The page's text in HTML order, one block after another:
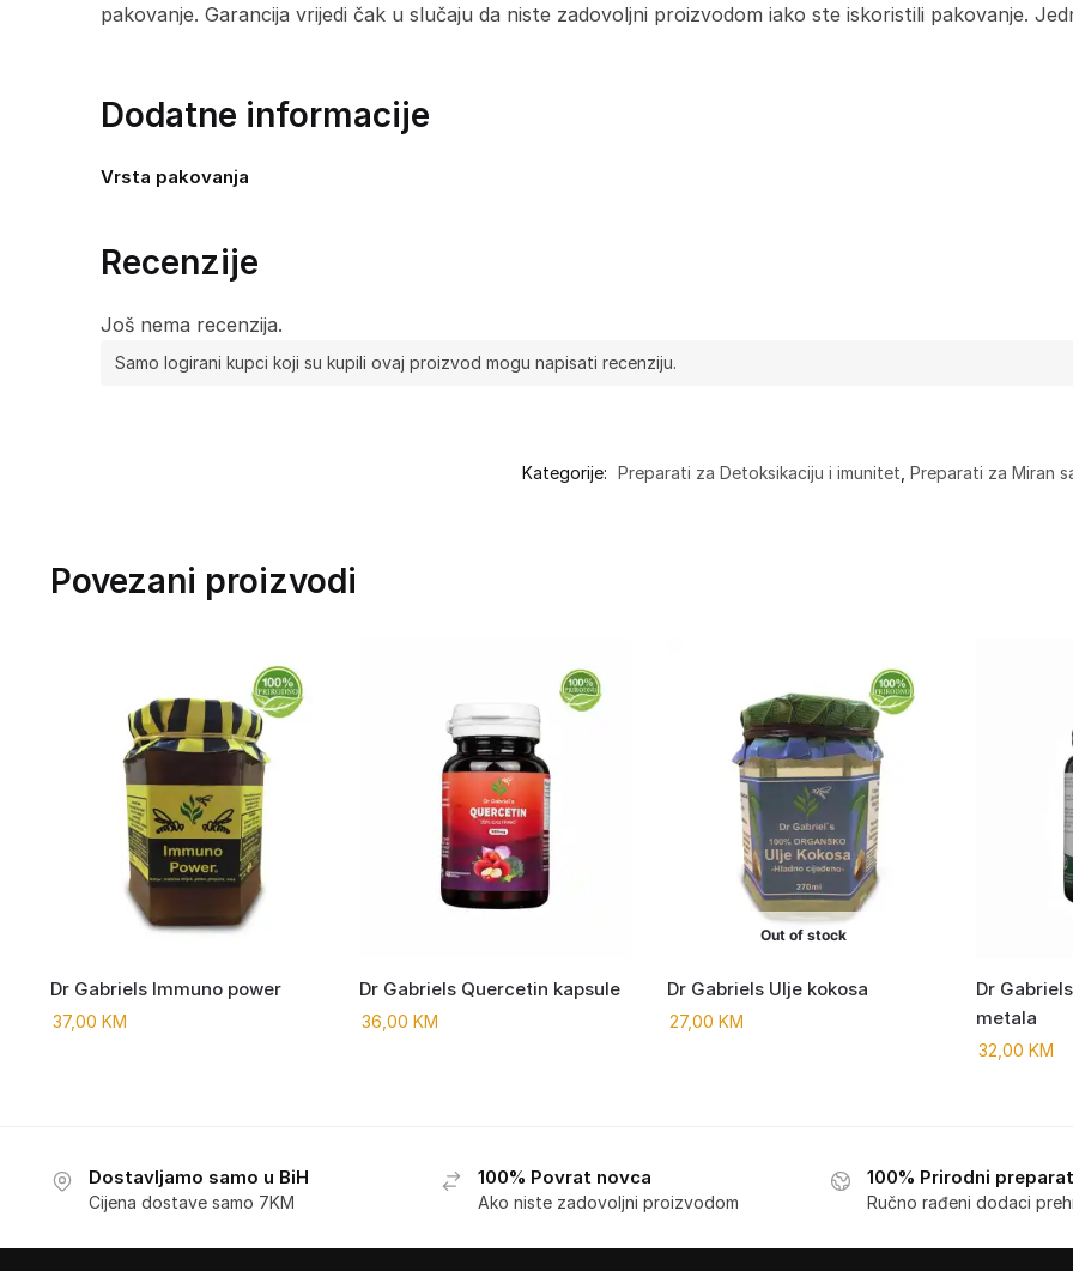
pakovanje. Garancija vrijedi čak u slučaju da niste zadovoljni proizvodom iako ste iskoristili pakovanje.
Dodatne informacije
Vrsta pakovanja
Recenzije
Još nema recenzija.
Samo logirani kupci koji su kupili ovaj proizvod mogu napisati recenziju.
Kategorije: Preparati za Detoksikaciju i imunitet Preparati za Miran
Povezani proizvodi
Dr Gabriels Immuno power
37,00 KM
Dr Gabriels Quercetin kapsule
36,00 KM
Out of stock
Dr Gabriels Ulje kokosa
27,00KM
Dr
metala
32,00KM
Dostavljamo samo u BiH
Cijena dostave samo 7KM
100% Povrat novca
Ako niste zadovoljni proizvodom
100% Prirodni
Ručno rađeni dodaci